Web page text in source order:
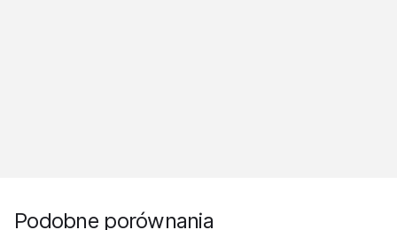
Podobne porównania